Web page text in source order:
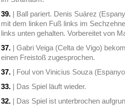
39. | Ball pariert. Denis Suárez
mit dem linken Fuß links im
links unten gehalten. Vorbereitet von
37. | Gabri Veiga (Celta de Vigo)
einen Freistoß zugesprochen.
37. | Foul von Vinicius Souza
33. | Das Spiel läuft wieder.
32. | Das Spiel ist unterbrochen